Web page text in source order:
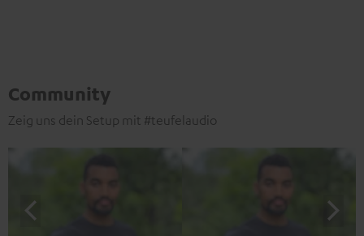
Community
Zeig uns dein Setup mit #teufelaudio